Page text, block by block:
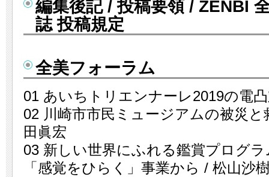
編集後記 / 投稿要領 / ZENBI
誌 投稿規定
全美フォーラム
01 あいちトリエンナーレ2019の電
02 川崎市市民ミュージアムの被災と
田眞宏
03 新しい世界にふれる鑑賞プログ
「感覚をひらく」事業から / 松山沙